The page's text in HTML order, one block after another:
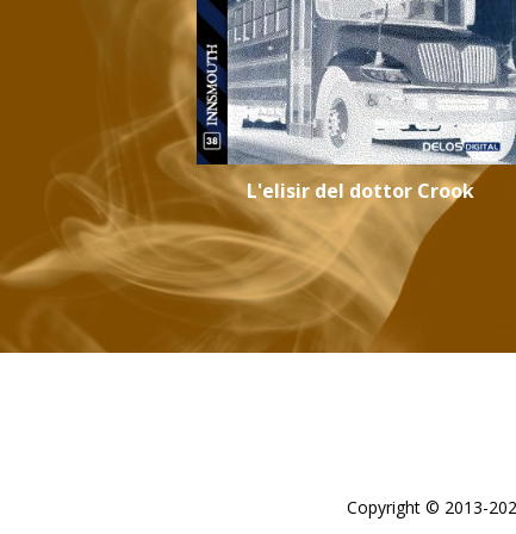
L'elisir del dottor Crook
Copyright © 2013-